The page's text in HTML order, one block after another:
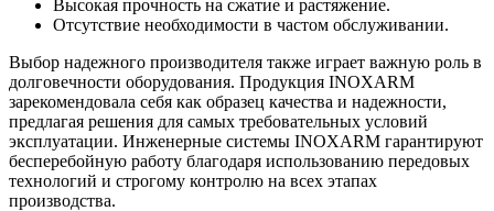
Высокая прочность на сжатие и растяжение.
Отсутствие необходимости в частом обслуживании.
Выбор надежного производителя также играет важную роль в
долговечности оборудования. Продукция INOXARM
зарекомендовала себя как образец качества и надежности,
предлагая решения для самых требовательных условий
эксплуатации. Инженерные системы INOXARM гарантируют
бесперебойную работу благодаря использованию передовых
технологий и строгому контролю на всех этапах
производства.